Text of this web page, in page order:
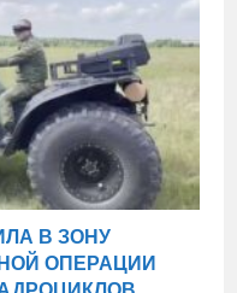
В ЗОНУ
ОПЕРАЦИИ